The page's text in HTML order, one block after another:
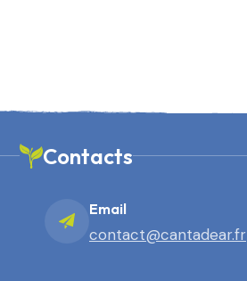
Contacts
Email
contact@cantadear.fr